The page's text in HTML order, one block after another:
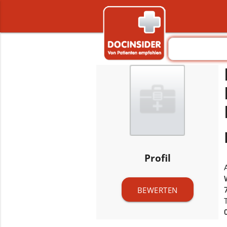
Profil
BEWERTEN